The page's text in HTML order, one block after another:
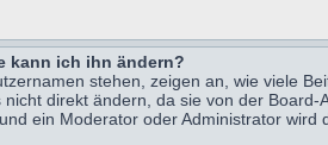
kann ich ihn ändern?
stehen, zeigen an, wie viele
direkt ändern, da sie von der
ein Moderator oder Administrator